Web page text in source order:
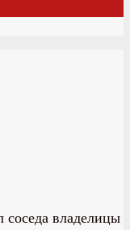
соседа владелицы